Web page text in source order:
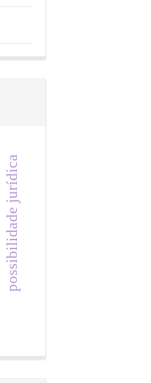
possibilidade jurídica